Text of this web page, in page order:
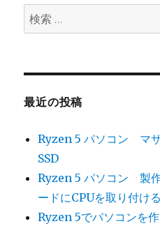
検
索:
最近の投稿
Ryzen 5 パソコン マ
SSD
Ryzen 5 パソコン 製
ードにCPUを取り付ける
Ryzen 5でパソコン